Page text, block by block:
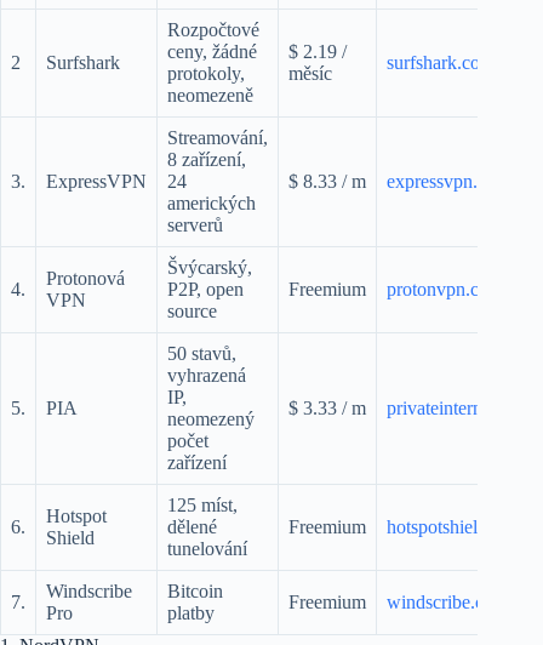
2 Surfshark
Rozpočtové
ceny, žádné
protokoly,
neomezeně
$ 2.19 /
měsíc
surfshark.com
3. ExpressVPN
Streamování,
8 zařízení,
24
amerických
serverů
$ 8.33 / m expressvpn.com
4.
Protonová
VPN
Švýcarský,
P2P, open
source
Freemium protonvpn.com
5. PIA
50 stavů,
vyhrazená
IP,
neomezený
počet
zařízení
$ 3.33 / m
6.
Hotspot
Shield
125 míst,
dělené
tunelování
Freemium hotspotshield.com
7.
Windscribe
Pro
Bitcoin
platby
Freemium windscribe.com